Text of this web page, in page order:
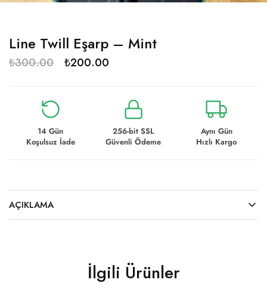
Line Twill Eşarp – Mint
₺300.00 ₺200.00
14 Gün
Koşulsuz İade
256-bit SSL
Güvenli Ödeme
Aynı Gün
Hızlı Kargo
AÇIKLAMA
İlgili Ürünler